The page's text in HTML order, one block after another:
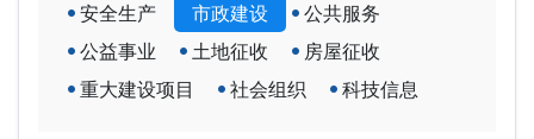
安全生产
市政建设
公共服务
公益事业
土地征收
房屋征收
重大建设项目
社会组织 科技信息